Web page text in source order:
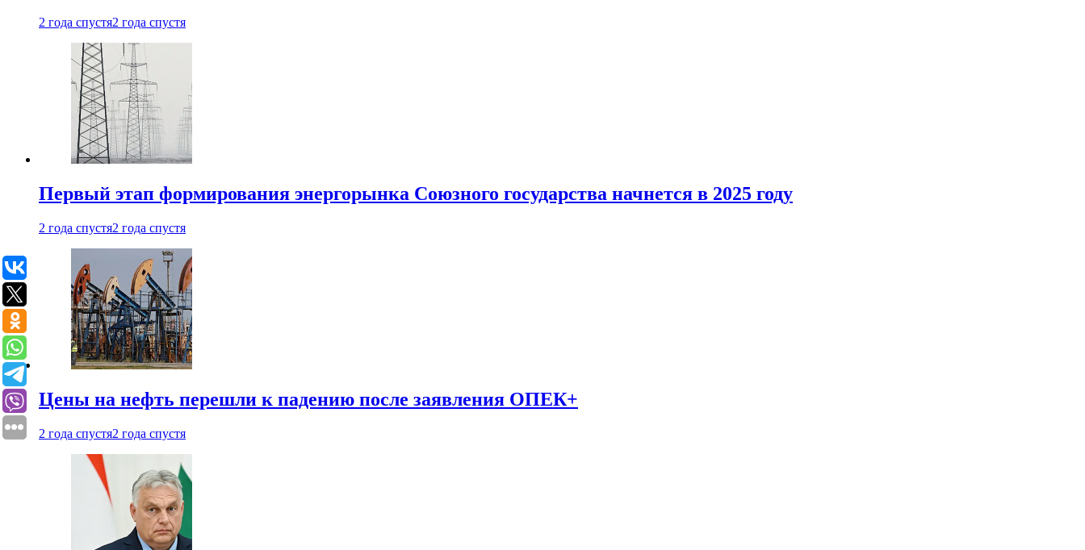
2 года спустя2 года спустя
Первый этап формирования энергорынка Союзного государства начнется в 2025 году
2 года спустя2 года спустя
Цены на нефть перешли к падению после заявления ОПЕК+
2 года спустя2 года спустя